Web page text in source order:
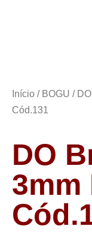
Início / BOGU / DO
Cód.131
DO
3mm